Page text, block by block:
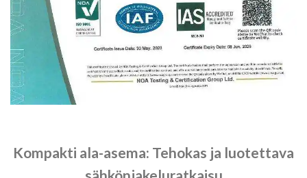
Kompakti ala-asema: Tehokas ja luotettava